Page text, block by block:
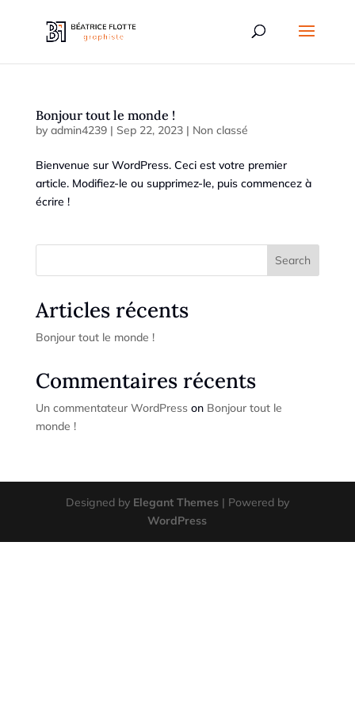
Bonjour tout le monde !
by admin4239| Sep 22, 2023| Non classé
Bienvenue sur WordPress. Ceci est votre premier
article. Modifiez-le ou supprimez-le, puis commencez à
écrire !
Search
Articles récents
Bonjour tout le monde !
Commentaires récents
Un commentateur WordPresson Bonjour tout le
monde !
Designed by Elegant Themes| Powered by
WordPress